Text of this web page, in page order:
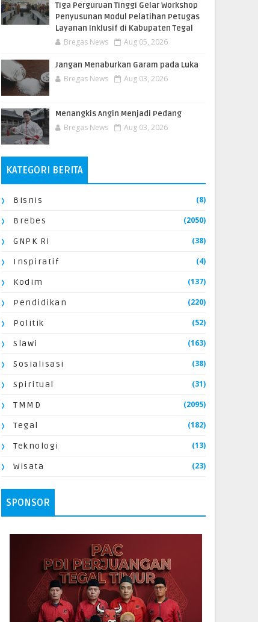
Tiga Perguruan Tinggi Gelar Workshop
Penyusunan Modul Pelatihan Petugas
Layanan Inklusif di Kabupaten Tegal
Bregas News Aug 05, 2026
Jangan Menaburkan Garam pada Luka
Bregas News Aug 03, 2026
Menangkis Angin Menjadi Pedang
Bregas News Aug 03, 2026
KATEGORI BERITA
Bisnis (8)
Brebes (2050)
GNPK RI (38)
Inspiratif (4)
Kodim (137)
Pendidikan (220)
Politik (52)
Slawi (163)
Sosialisasi (38)
Spiritual (31)
TMMD (2095)
Tegal (182)
Teknologi (13)
Wisata (23)
SPONSOR